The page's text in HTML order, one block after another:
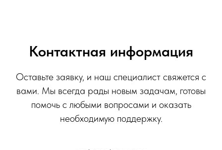
Контактная информация
Оставьте заявку, и наш специалист свяжется с
вами. Мы всегда рады новым задачам, готовы
помочь с любыми вопросами и оказать
необходимую поддержку.